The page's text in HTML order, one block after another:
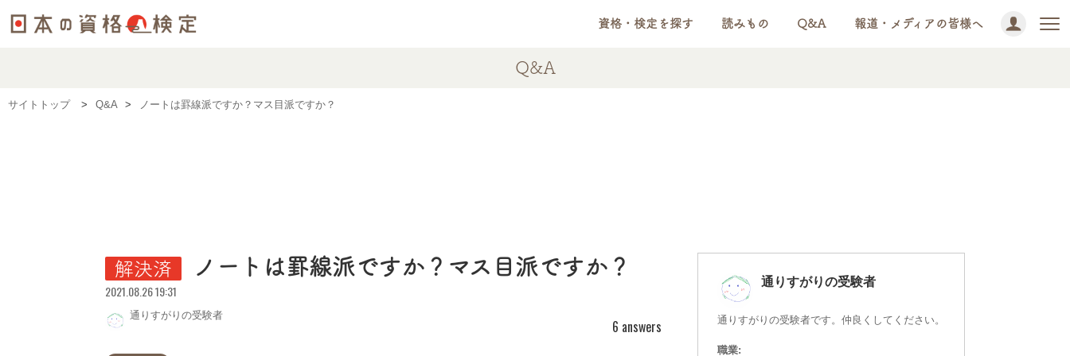
資格・検定を探す 読みもの Q&A 報道・メディアの皆様へ
Q&A
サイトトップ Q&A ノートは罫線派ですか？マス目派ですか？
解決済 ノートは罫線派ですか？マス目派ですか？
2021.08.26 19:31
通りすがりの受験者
6 answers
通りすがりの受験者
通りすがりの受験者です。仲良くしてください。
職業: